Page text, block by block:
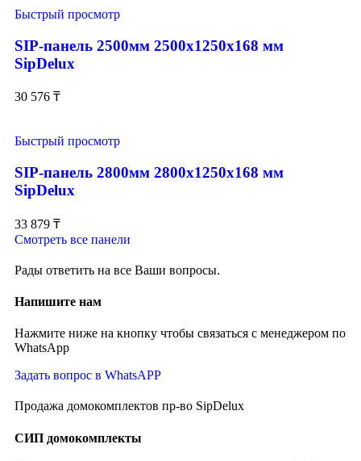
Быстрый просмотр
SIP-панель 2500мм 2500x1250x168 мм
SipDelux
30 576 ₸
Быстрый просмотр
SIP-панель 2800мм 2800x1250x168 мм
SipDelux
33 879 ₸
Смотреть все панели
Рады ответить на все Ваши вопросы.
Напишите нам
Нажмите ниже на кнопку чтобы связаться с менеджером по
WhatsApp
Задать вопрос в WhatsAPP
Продажа домокомплектов пр-во SipDelux
СИП домокомплекты